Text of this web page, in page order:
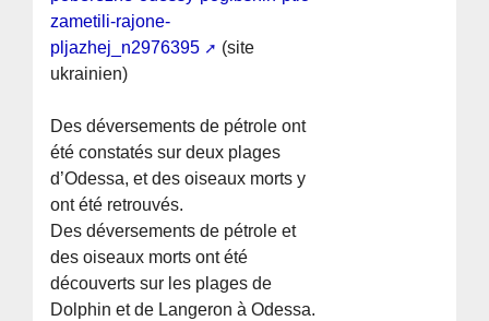
zametili-rajone-
pljazhej_n2976395
(site
ukrainien)
Des déversements de pétrole ont
été constatés sur deux plages
d’Odessa, et des oiseaux morts y
ont été retrouvés.
Des déversements de pétrole et
des oiseaux morts ont été
découverts sur les plages de
Dolphin et de Langeron à Odessa.